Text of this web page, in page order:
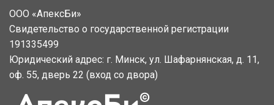
ООО «АпексБи»
Свидетельство о государственной регистрации
191335499
Юридический адрес: г. Минск, ул. Шафарнянская, д. 11,
оф. 55, дверь 22 (вход со двора)